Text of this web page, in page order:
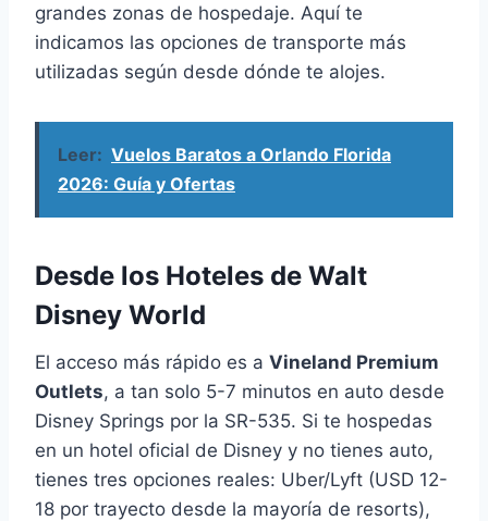
grandes zonas de hospedaje. Aquí te
indicamos las opciones de transporte más
utilizadas según desde dónde te alojes.
Leer: Vuelos Baratos a Orlando Florida
2026: Guía y Ofertas
Desde los Hoteles de Walt
Disney World
El acceso más rápido es a Vineland Premium
Outlets, a tan solo 5-7 minutos en auto desde
Disney Springs por la SR-535. Si te hospedas
en un hotel oficial de Disney y no tienes auto,
tienes tres opciones reales: Uber/Lyft (USD 12-
18 por trayecto desde la mayoría de resorts),